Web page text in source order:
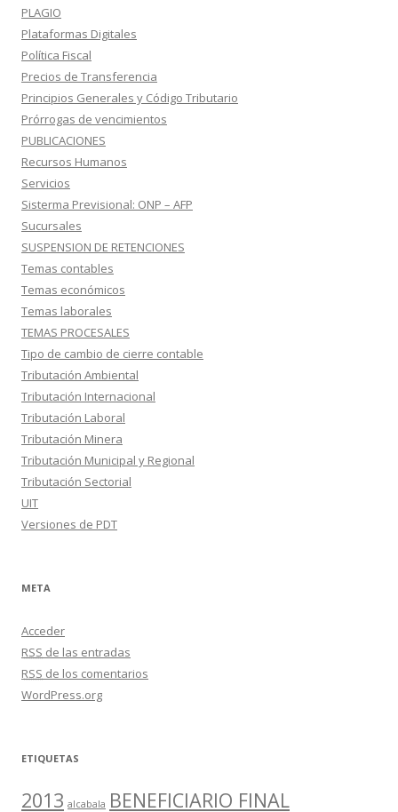
PLAGIO
Plataformas Digitales
Política Fiscal
Precios de Transferencia
Principios Generales y Código Tributario
Prórrogas de vencimientos
PUBLICACIONES
Recursos Humanos
Servicios
Sisterma Previsional: ONP – AFP
Sucursales
SUSPENSION DE RETENCIONES
Temas contables
Temas económicos
Temas laborales
TEMAS PROCESALES
Tipo de cambio de cierre contable
Tributación Ambiental
Tributación Internacional
Tributación Laboral
Tributación Minera
Tributación Municipal y Regional
Tributación Sectorial
UIT
Versiones de PDT
META
Acceder
RSS de las entradas
RSS de los comentarios
WordPress.org
ETIQUETAS
2013 alcabala BENEFICIARIO FINAL